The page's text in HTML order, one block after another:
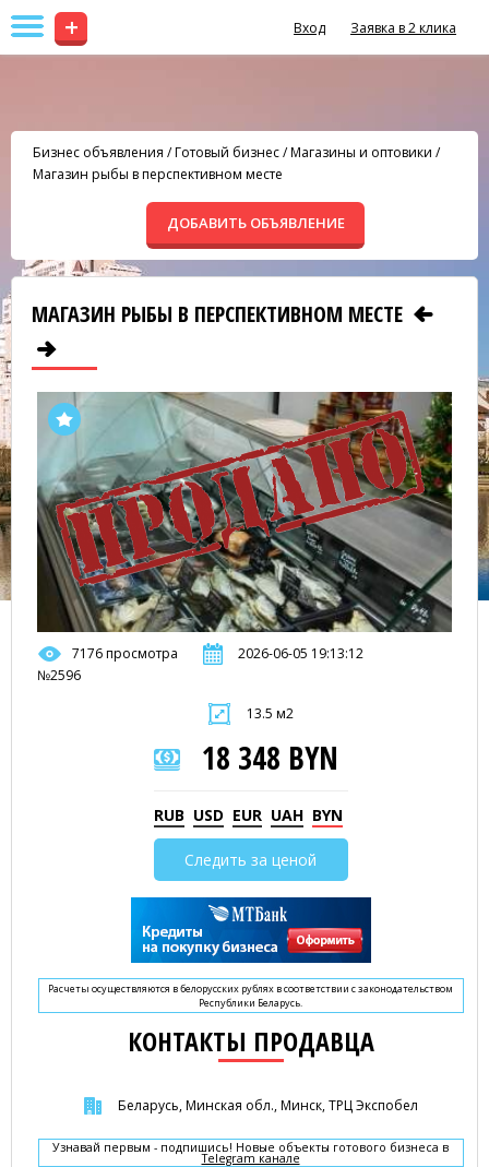
+ Вход Заявка в 2 клика
Бизнес объявления /Готовый бизнес/Магазины и оптовики /
Магазин рыбы в перспективном месте
ДОБАВИТЬ ОБЪЯВЛЕНИЕ
МАГАЗИН РЫБЫ В ПЕРСПЕКТИВНОМ МЕСТЕ
7176 просмотра
2026-06-05 19:13:12
№2596
13.5 м2
18 348 BYN
RUB USD EUR UAH BYN
Следить за ценой
Расчеты осуществляются в белорусских рублях в соответствии с законодательством
Республики Беларусь.
КОНТАКТЫ ПРОДАВЦА
Беларусь, Минская обл., Минск, ТРЦ Экспобел
Узнавай первым - подпишись! Новые объекты готового бизнеса в
Telegram канале